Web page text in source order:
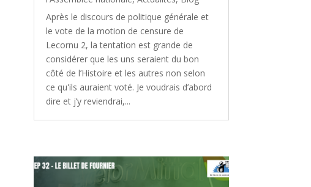
Après le discours de politique générale et
le vote de la motion de censure de
Lecornu 2, la tentation est grande de
considérer que les uns seraient du bon
côté de l’Histoire et les autres non selon
ce qu'ils auraient voté. Je voudrais d’abord
dire et j’y reviendrai,...